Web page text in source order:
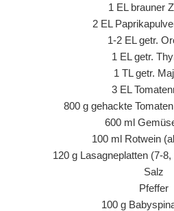
1 EL brauner
2 EL
1-2 EL getr.
1 EL getr.
1 TL getr.
3 EL
800 g gehackte
600 ml
100 ml Rotwein
120 g Lasagneplatten (7-
Salz
Pfeffer
100 g